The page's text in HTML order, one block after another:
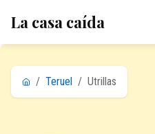
La casa caída
/ Teruel / Utrillas